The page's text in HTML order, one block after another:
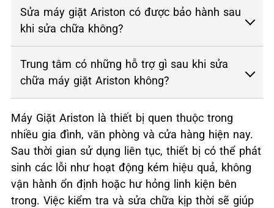
Sửa máy giặt Ariston có được bảo hành sau
khi sửa chữa không?
Trung tâm có những hỗ trợ gì sau khi sửa
chữa máy giặt Ariston không?
Máy Giặt Ariston là thiết bị quen thuộc trong
nhiều gia đình, văn phòng và cửa hàng hiện nay.
Sau thời gian sử dụng liên tục, thiết bị có thể phát
sinh các lỗi như hoạt động kém hiệu quả, không
vận hành ổn định hoặc hư hỏng linh kiện bên
trong. Việc kiểm tra và sửa chữa kịp thời sẽ giúp